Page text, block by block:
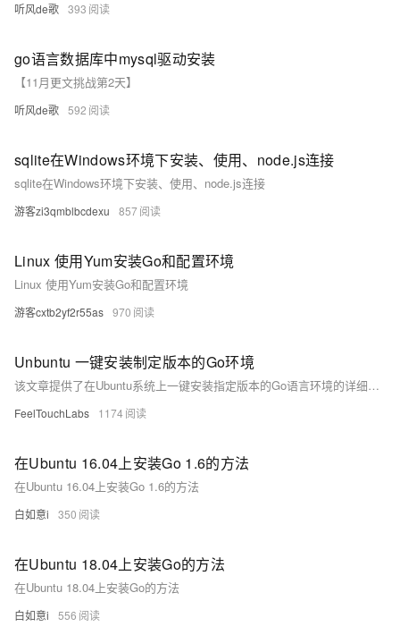
听风de歌 393
go语言数据库中mysql驱动安装
【11月更文挑战第2天】
听风de歌 592
sqlite在Windows环境下安装、使用、node.js连接
sqlite在Windows环境下安装、使用、node.js连接
游客zi3qmblbcdexu 857
Linux 使用Yum安装Go和配置环境
Linux 使用Yum安装Go和配置环境
游客cxtb2yf2r55as 970
Unbuntu 一键安装制定版本的Go环境
该文章提供了在Ubuntu系统上一键安装指定版本的Go语言环境的详细步骤，包括删除旧版本Go、下载并解压新版本Go到指定目录、配置Go环境变量，以及安装其他必要的开发工具。
FeelTouchLabs 1174
在Ubuntu 16.04上安装Go 1.6的方法
在Ubuntu 16.04上安装Go 1.6的方法
白如意i 350
在Ubuntu 18.04上安装Go的方法
在Ubuntu 18.04上安装Go的方法
白如意i 556